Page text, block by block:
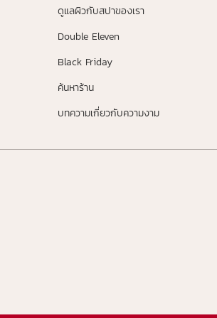
ดูแลผิวกับสปาของเรา
Double Eleven
Black Friday
ค้นหาร้าน
บทความเกี่ยวกับความงาม